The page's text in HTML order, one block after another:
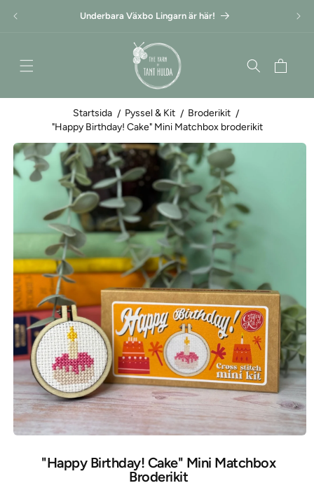
Underbara Växbo Lingarn är här!
Varukorg
Startsida Pyssel & Kit
Broderikit
"Happy Birthday! Cake" Mini Matchbox broderikit
vidare till
"Happy Birthday! Cake" Mini Matchbox
Broderikit